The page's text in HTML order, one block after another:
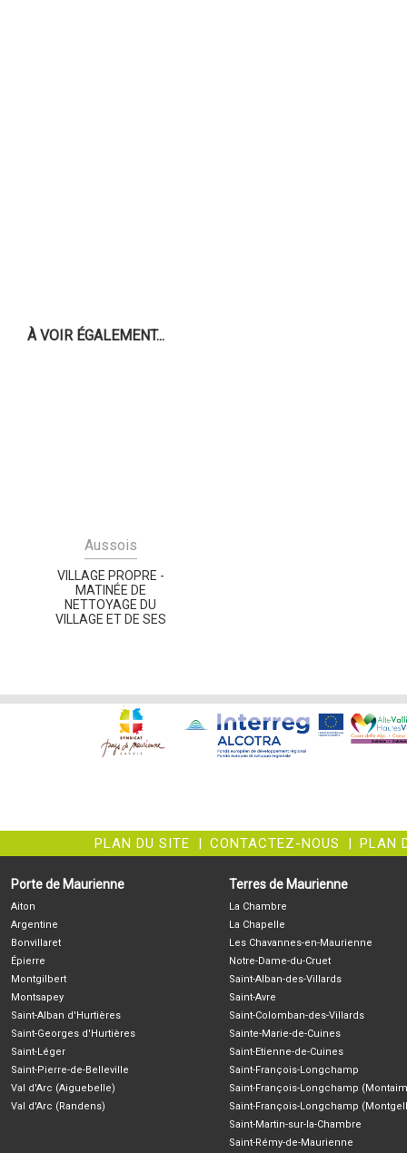
À VOIR ÉGALEMENT...
Aussois
VILLAGE PROPRE -
MATINÉE DE
NETTOYAGE DU
VILLAGE ET DE SES
PLAN DU SITE | CONTACTEZ-NOUS | PLAN
Porte de Maurienne
Aiton
Argentine
Bonvillaret
Épierre
Montgilbert
Montsapey
Saint-Alban d'Hurtières
Saint-Georges d'Hurtières
Saint-Léger
Saint-Pierre-de-Belleville
Val d'Arc (Aiguebelle)
Val d'Arc (Randens)
Terres de Maurienne
La Chambre
La Chapelle
Les Chavannes-en-Maurienne
Notre-Dame-du-Cruet
Saint-Alban-des-Villards
Saint-Avre
Saint-Colomban-des-Villards
Sainte-Marie-de-Cuines
Saint-Etienne-de-Cuines
Saint-François-Longchamp
Saint-François-Longchamp
Saint-François-Longchamp
Saint-Martin-sur-la-Chambre
Saint-Rémy-de-Maurienne